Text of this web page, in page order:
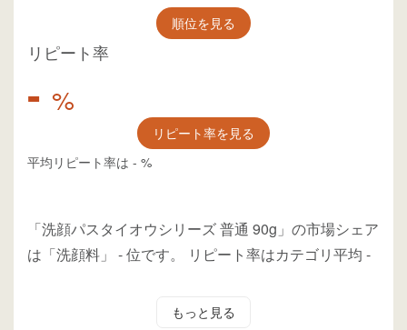
順位を見る
リピート率
- %
リピート率を見る
平均リピート率は - %
「洗顔パスタイオウシリーズ 普通 90g」の市場シェア
は「洗顔料」 -位です。 リピート率はカテゴリ平均 -
もっと見る